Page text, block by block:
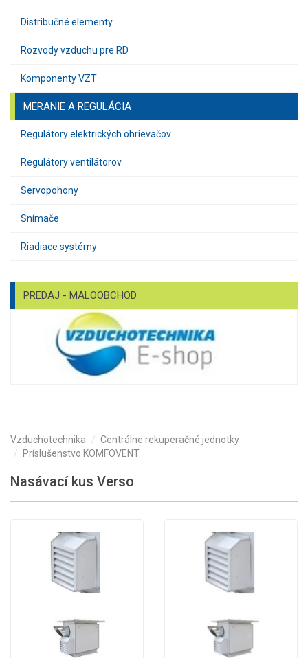
Distribučné elementy
Rozvody vzduchu pre RD
Komponenty VZT
MERANIE A REGULÁCIA
Regulátory elektrických ohrievačov
Regulátory ventilátorov
Servopohony
Snímače
Riadiace systémy
PREDAJ - MALOOBCHOD
Vzduchotechnika
Centrálne rekuperačné jednotky
Príslušenstvo KOMFOVENT
Nasávací kus Verso